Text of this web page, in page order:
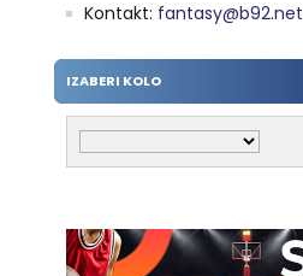
Kontakt: fantasy@b92.net
IZABERI KOLO